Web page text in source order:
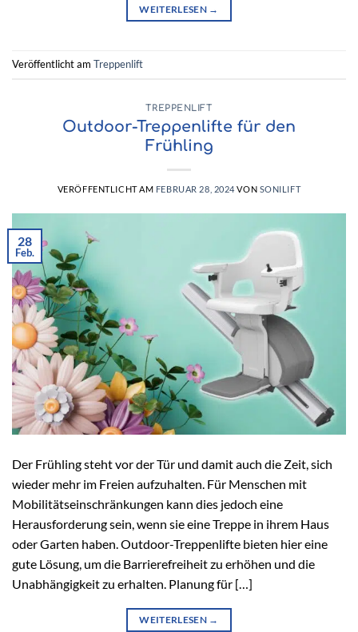
WEITERLESEN →
Veröffentlicht am Treppenlift
TREPPENLIFT
Outdoor-Treppenlifte für den
Frühling
VERÖFFENTLICHT AM FEBRUAR 28, 2024VON SONILIFT
28
Feb.
Der Frühling steht vor der Tür und damit auch die Zeit, sich
wieder mehr im Freien aufzuhalten. Für Menschen mit
Mobilitätseinschränkungen kann dies jedoch eine
Herausforderung sein, wenn sie eine Treppe in ihrem Haus
oder Garten haben. Outdoor-Treppenlifte bieten hier eine
gute Lösung, um die Barrierefreiheit zu erhöhen und die
Unabhängigkeit zu erhalten. Planung für […]
WEITERLESEN →